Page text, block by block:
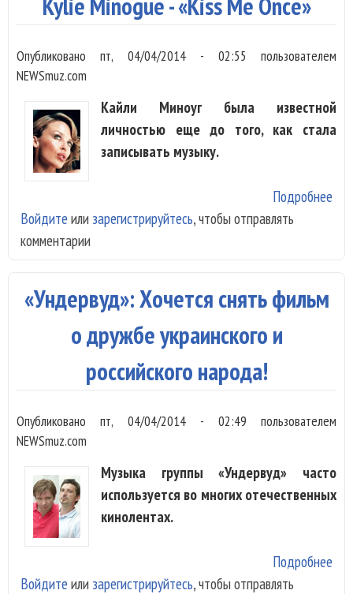
Опубликованопт, 04/04/2014 - 02:55 пользователем
NEWSmuz.com
Кайли Миноуг была известной
личностью еще до того, как стала
записывать музыку.
Подробнее
Войдите или зарегистрируйтесь, чтобы отправлять
комментарии
«Ундервуд»: Хочется снять фильм
о дружбе украинского и
российского народа!
Опубликованопт, 04/04/2014 - 02:49 пользователем
NEWSmuz.com
Музыка группы «Ундервуд» часто
используется во многих отечественных
кинолентах.
Подробнее
Войдите или зарегистрируйтесь, чтобы отправлять